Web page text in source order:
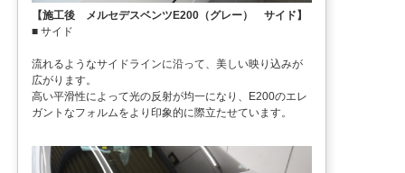
【施工後 メルセデスベンツE200（グレー） サイド】
■ サイド
流れるようなサイドラインに沿って、美しい映り込みが
広がります。
高い平滑性によって光の反射が均一になり、E200のエレ
ガントなフォルムをより印象的に際立たせています。